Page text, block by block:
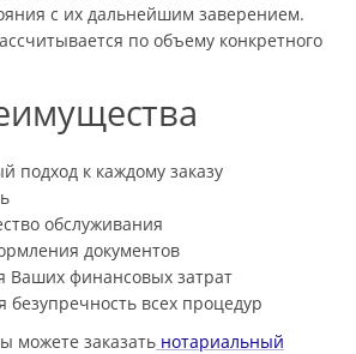
с их дальнейшим заверением.
по объему конкретного
подход к каждому заказу
обслуживания
документов
Ваших финансовых затрат
всех процедур
можете заказать нотариальный